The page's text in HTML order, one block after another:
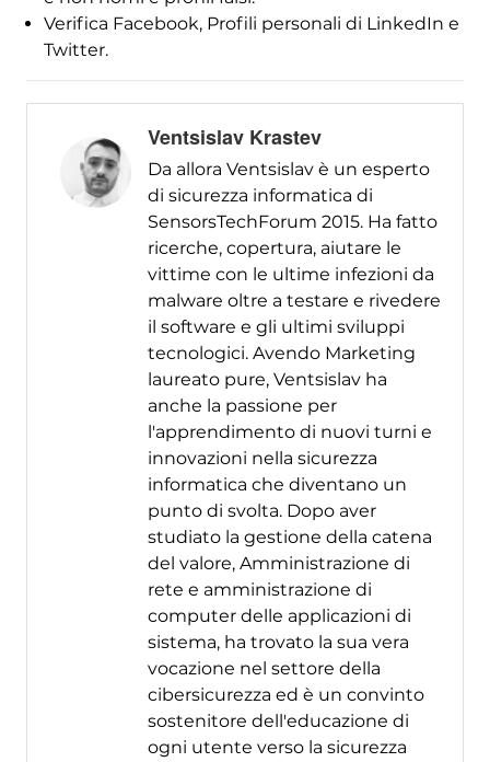
Verifica Facebook, Profili personali di LinkedIn e
Twitter.
Ventsislav Krastev
Da allora Ventsislav è un esperto
di sicurezza informatica di
SensorsTechForum 2015. Ha fatto
ricerche, copertura, aiutare le
vittime con le ultime infezioni da
malware oltre a testare e rivedere
il software e gli ultimi sviluppi
tecnologici. Avendo Marketing
laureato pure, Ventsislav ha
anche la passione per
l'apprendimento di nuovi turni e
innovazioni nella sicurezza
informatica che diventano un
punto di svolta. Dopo aver
studiato la gestione della catena
del valore, Amministrazione di
rete e amministrazione di
computer delle applicazioni di
sistema, ha trovato la sua vera
vocazione nel settore della
cibersicurezza ed è un convinto
sostenitore dell'educazione di
ogni utente verso la sicurezza